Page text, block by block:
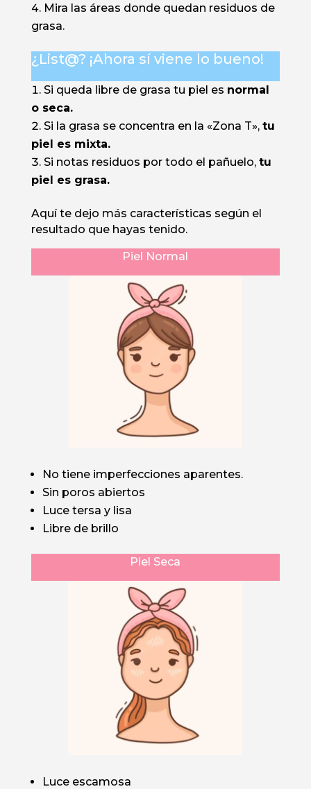
Mira las áreas donde quedan residuos de
grasa.
¿List@? ¡Ahora sí viene lo bueno!
Si queda libre de grasa tu piel es normal
o seca.
Si la grasa se concentra en la «Zona T», tu
piel es mixta.
Si notas residuos por todo el pañuelo, tu
piel es grasa.
Aquí te dejo más características según el
resultado que hayas tenido.
Piel Normal
No tiene imperfecciones aparentes.
Sin poros abiertos
Luce tersa y lisa
Libre de brillo
Piel Seca
Luce escamosa